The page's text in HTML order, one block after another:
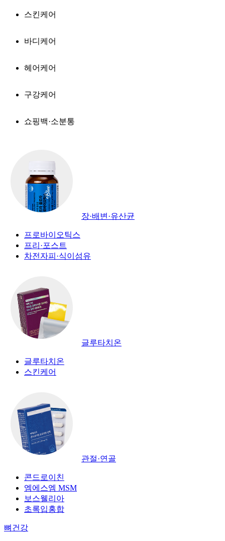
스킨케어
바디케어
헤어케어
구강케어
쇼핑백·소분통
장·배변·유산균
프로바이오틱스
프리·포스트
차전자피·식이섬유
글루타치온
글루타치온
스킨케어
관절·연골
콘드로이친
엠에스엠 MSM
보스웰리아
초록입홍합
뼈건강